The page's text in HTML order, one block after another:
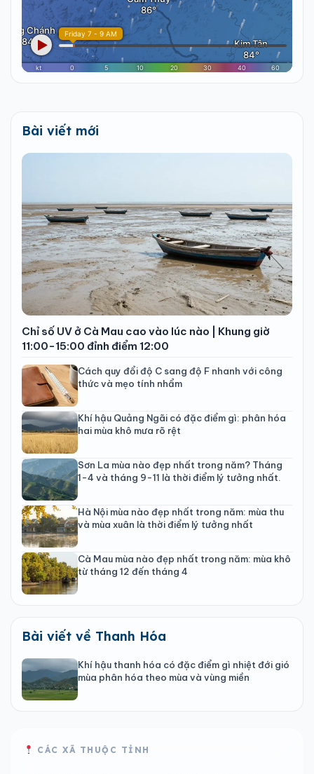
Bài viết mới
Chỉ số UV ở Cà Mau cao vào lúc nào | Khung giờ
11:00-15:00 đỉnh điểm 12:00
Cách quy đổi độ C sang độ F nhanh với công
thức và mẹo tính nhẩm
Khí hậu Quảng Ngãi có đặc điểm gì: phân hóa
hai mùa khô mưa rõ rệt
Sơn La mùa nào đẹp nhất trong năm? Tháng
1-4 và tháng 9-11 là thời điểm lý tưởng nhất.
Hà Nội mùa nào đẹp nhất trong năm: mùa thu
và mùa xuân là thời điểm lý tưởng nhất
Cà Mau mùa nào đẹp nhất trong năm: mùa khô
từ tháng 12 đến tháng 4
Bài viết về Thanh Hóa
Khí hậu thanh hóa có đặc điểm gì nhiệt đới gió
mùa phân hóa theo mùa và vùng miền
CÁC XÃ THUỘC TỈNH